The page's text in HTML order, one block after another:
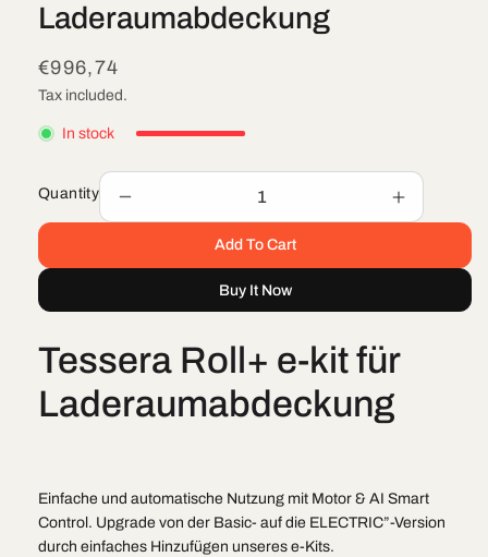
modal
Laderaumabdeckung
Regular
price
€996,74
Tax included.
In stock
Quantity
quantity
Tessera
für
Laderaumabdeckung
Increase
quantity
Tessera
Add To Cart
Buy It Now
Tessera Roll+ e-kit für
Laderaumabdeckung
Einfache und automatische Nutzung mit Motor & AI Smart
Control. Upgrade von der Basic- auf die ELECTRIC”-Version
durch einfaches Hinzufügen unseres e-Kits.